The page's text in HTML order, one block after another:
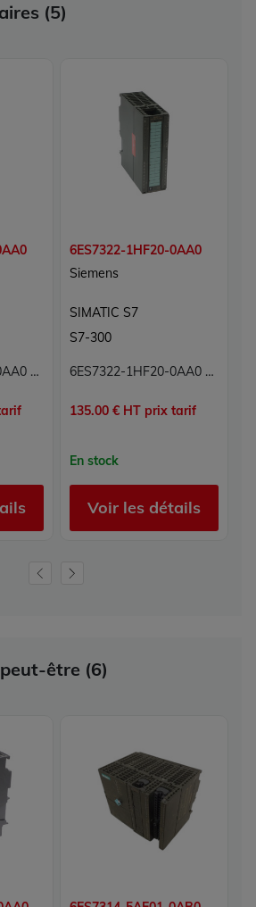
(5)
6ES7322-1HF00-0AA0 Simatic S7 Siemens
6ES7322-1HF20-0AA0
Siemens
SIMATIC S7
S7-300
6ES7322-1HF20-0AA0 Module sorties numériques Simatic S7 Siemens
135.00 € HT prix tarif
En stock
Voir les détails
être (6)